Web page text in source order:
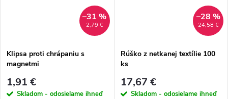
2,79 €
–31 %
Klipsa proti chrápaniu s
magnetmi
1,91 €
Skladom - odosielame ihneď
24,58 €
–28 %
Rúško z netkanej textílie 100
ks
17,67 €
Skladom - odosielame ihneď